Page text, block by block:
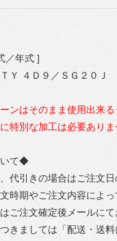
／年式 ]
Ｙ ４Ｄ９／ＳＧ２０Ｊ
ンはそのまま使用出来
特別な加工は必要ありま
て◆
代引きの場合はご注文
時期やご注文内容によ
ご注文確定後メールにて
きましては「配送・送料